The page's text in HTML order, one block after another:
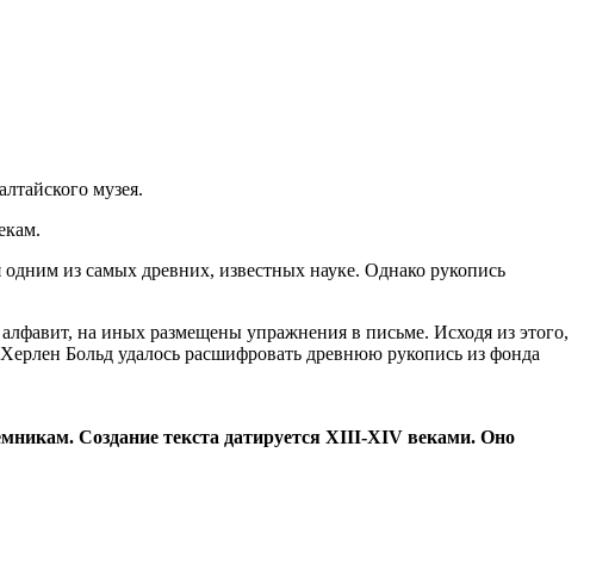
музея.
из самых древних, известных науке. Однако рукопись
на иных размещены упражнения в письме. Исходя из этого,
Больд удалось расшифровать древнюю рукопись из фонда
Создание текста датируется XIII-XIV веками. Оно